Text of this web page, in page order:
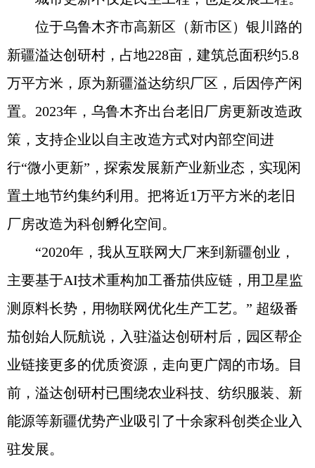
位于乌鲁木齐市高新区（新市区）银川路的
新疆溢达创研村，占地228亩，建筑总面积约5.8
万平方米，原为新疆溢达纺织厂区，后因停产闲
置。2023年，乌鲁木齐出台老旧厂房更新改造政
策，支持企业以自主改造方式对内部空间进
行“微小更新”，探索发展新产业新业态，实现闲
置土地节约集约利用。把将近1万平方米的老旧
厂房改造为科创孵化空间。
“2020年，我从互联网大厂来到新疆创业，
主要基于AI技术重构加工番茄供应链，用卫星监
测原料长势，用物联网优化生产工艺。” 超级番
茄创始人阮航说，入驻溢达创研村后，园区帮企
业链接更多的优质资源，走向更广阔的市场。目
前，溢达创研村已围绕农业科技、纺织服装、新
能源等新疆优势产业吸引了十余家科创类企业入
驻发展。